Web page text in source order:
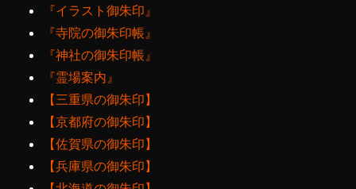
『イラスト御朱印』
『寺院の御朱印帳』
『神社の御朱印帳』
『霊場案内』
【三重県の御朱印】
【京都府の御朱印】
【佐賀県の御朱印】
【兵庫県の御朱印】